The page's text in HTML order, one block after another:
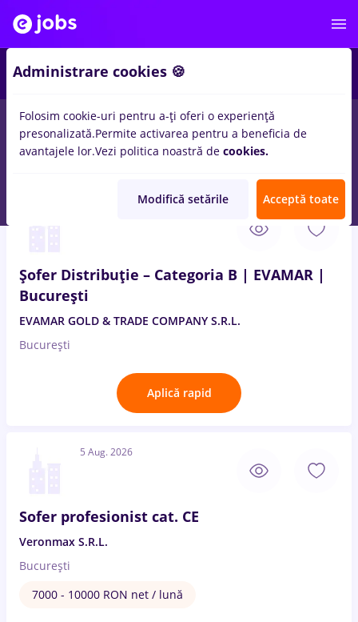
Salarii Fără experiență Entry-Level (< 2 ani)
Șofer Distribuție – Categoria B | EVAMAR |
București
EVAMAR GOLD & TRADE COMPANY S.R.L.
București
Aplică rapid
5 Aug. 2026
Sofer profesionist cat. CE
Veronmax S.R.L.
București
7000 - 10000 RON net / lună
Administrare cookies 🍪
Folosim cookie-uri pentru a-ți oferi o experiență
presonalizată.Permite activarea pentru a beneficia de
avantajele lor.Vezi politica noastră de cookies.
Modifică setările Acceptă toate